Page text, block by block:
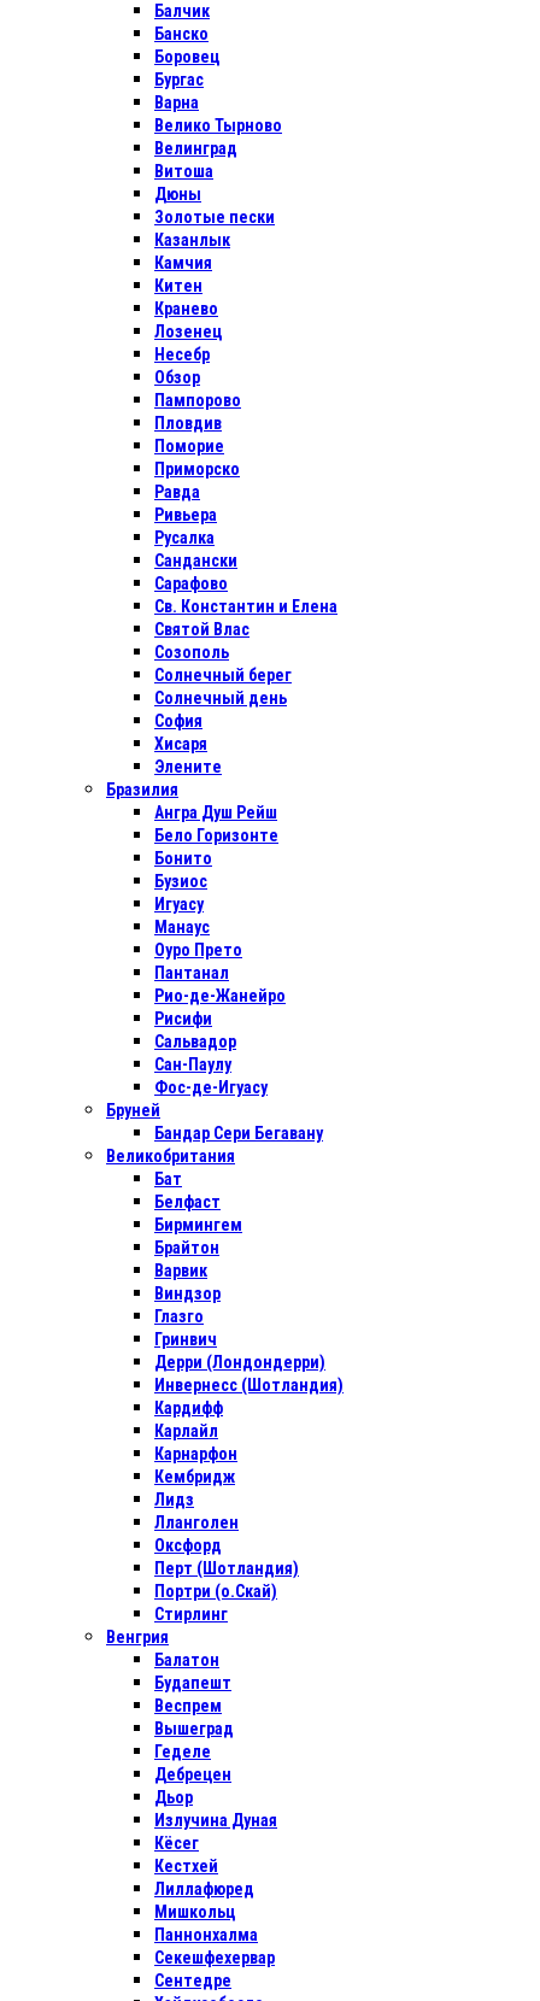
Балчик
Банско
Боровец
Бургас
Варна
Велико Тырново
Велинград
Витоша
Дюны
Золотые пески
Казанлык
Камчия
Китен
Кранево
Лозенец
Несебр
Обзор
Пампорово
Пловдив
Поморие
Приморско
Равда
Ривьера
Русалка
Сандански
Сарафово
Св. Константин и Елена
Святой Влас
Созополь
Солнечный берег
Солнечный день
София
Хисаря
Элените
Бразилия
Ангра Душ Рейш
Бело Горизонте
Бонито
Бузиос
Игуасу
Манаус
Оуро Прето
Пантанал
Рио-де-Жанейро
Рисифи
Сальвадор
Сан-Паулу
Фос-де-Игуасу
Бруней
Бандар Сери Бегавану
Великобритания
Бат
Белфаст
Бирмингем
Брайтон
Варвик
Виндзор
Глазго
Гринвич
Дерри (Лондондерри)
Инвернесс (Шотландия)
Кардифф
Карлайл
Карнарфон
Кембридж
Лидз
Лланголен
Оксфорд
Перт (Шотландия)
Портри (о.Скай)
Стирлинг
Венгрия
Балатон
Будапешт
Веспрем
Вышеград
Геделе
Дебрецен
Дьор
Излучина Дуная
Кёсег
Кестхей
Лиллафюред
Мишкольц
Паннонхалма
Секешфехервар
Сентедре